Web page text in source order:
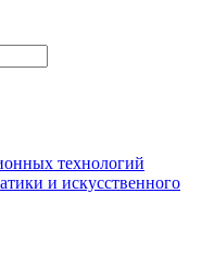
технологий
и искусственного